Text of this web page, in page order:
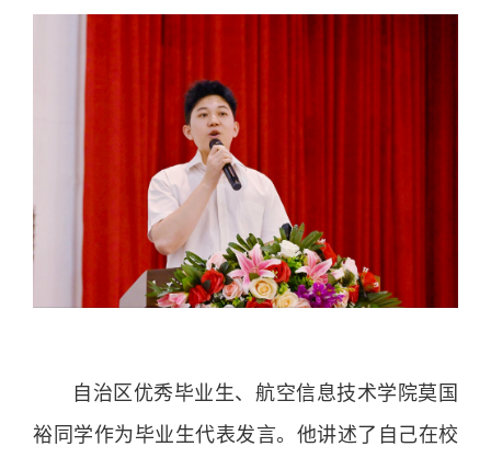
自治区优秀毕业生、航空信息技术学院莫国
裕同学作为毕业生代表发言。他讲述了自己在校